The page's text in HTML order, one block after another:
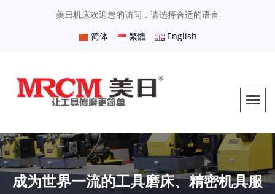
美日机床欢迎您的访问，请选择合适的语言
简体
繁體 English
成为世界一流的工具磨床、精密机具服